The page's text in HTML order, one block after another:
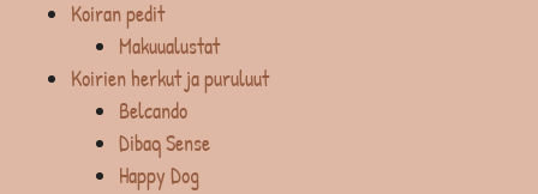
Koiran pedit
Makuualustat
Koirien herkut ja puruluut
Belcando
Dibaq Sense
Happy Dog